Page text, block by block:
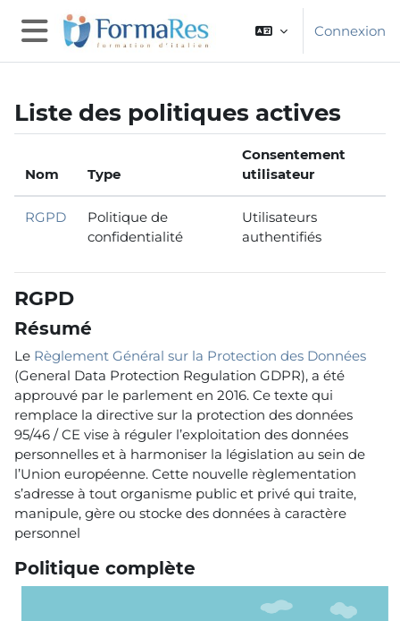
Panneau latéral
Connexion
Liste des politiques actives
Nom Type
Consentement
utilisateur
RGPD
Politique de
confidentialité
Utilisateurs
authentifiés
RGPD
Résumé
Le Règlement Général sur la Protection des Données
(General Data Protection Regulation GDPR), a été
approuvé par le parlement en 2016. Ce texte qui
remplace la directive sur la protection des données
95/46 / CE vise à réguler l’exploitation des données
personnelles et à harmoniser la législation au sein de
l’Union européenne. Cette nouvelle règlementation
s’adresse à tout organisme public et privé qui traite,
manipule, gère ou stocke des données à caractère
personnel
Politique complète